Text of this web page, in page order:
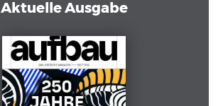
Aktuelle Ausgabe